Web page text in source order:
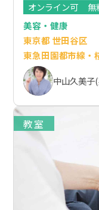
オンライン可
無
美容・健康
東京都 世田谷区
東急田園都市線・
中山久美子
教室